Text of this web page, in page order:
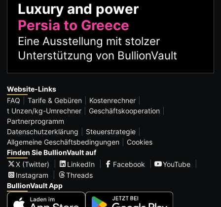
Luxury and power
Persia to Greece
Eine Ausstellung mit stolzer
Unterstützung von BullionVault
Website-Links
FAQ
Tarife & Gebüren
Kostenrechner
t Unzen/kg-Umrechner
Geschäftskooperation
Partnerprogramm
Datenschutzerklärung
Steuerstrategie
Allgemeine Geschäftsbedingungen
Cookies
Finden Sie BullionVault auf
X (Twitter)
LinkedIn Facebook
YouTube
Instagram
Threads
BullionVault App